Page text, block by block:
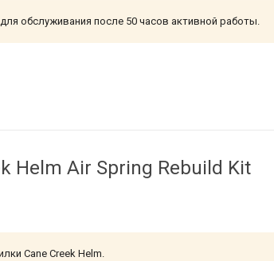
обслуживания после 50 часов активной работы.
Helm Air Spring Rebuild Kit
Cane Creek Helm.